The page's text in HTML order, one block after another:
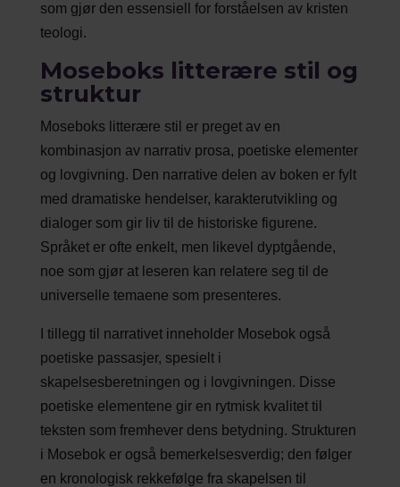
som gjør den essensiell for forståelsen av kristen
teologi.
Moseboks litterære stil og
struktur
Moseboks litterære stil er preget av en
kombinasjon av narrativ prosa, poetiske elementer
og lovgivning. Den narrative delen av boken er fylt
med dramatiske hendelser, karakterutvikling og
dialoger som gir liv til de historiske figurene.
Språket er ofte enkelt, men likevel dyptgående,
noe som gjør at leseren kan relatere seg til de
universelle temaene som presenteres.
I tillegg til narrativet inneholder Mosebok også
poetiske passasjer, spesielt i
skapelsesberetningen og i lovgivningen. Disse
poetiske elementene gir en rytmisk kvalitet til
teksten som fremhever dens betydning. Strukturen
i Mosebok er også bemerkelsesverdig; den følger
en kronologisk rekkefølge fra skapelsen til